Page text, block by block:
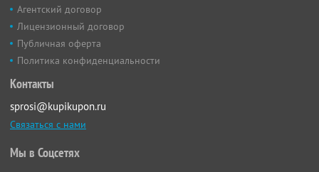
Агентский договор
Лицензионный договор
Публичная оферта
Политика конфиденциальности
Контакты
sprosi@kupikupon.ru
Связаться с нами
Мы в Соцсетях